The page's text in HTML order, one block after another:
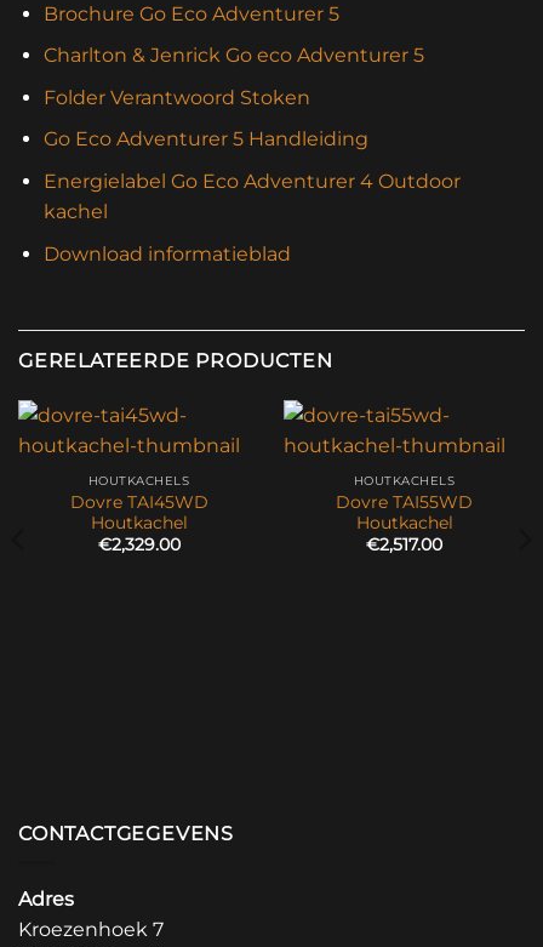
Brochure Go Eco Adventurer 5
Charlton & Jenrick Go eco Adventurer 5
Folder Verantwoord Stoken
Go Eco Adventurer 5 Handleiding
Energielabel Go Eco Adventurer 4 Outdoor
kachel
Download informatieblad
GERELATEERDE PRODUCTEN
HOUTKACHELS
Dovre TAI45WD
Houtkachel
€2,329.00
HOUTKACHELS
Dovre TAI55WD
Houtkachel
€2,517.00
CONTACTGEGEVENS
Adres
Kroezenhoek 7